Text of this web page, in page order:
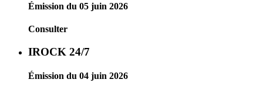
Émission du 05 juin 2026
Consulter
IROCK 24/7
Émission du 04 juin 2026